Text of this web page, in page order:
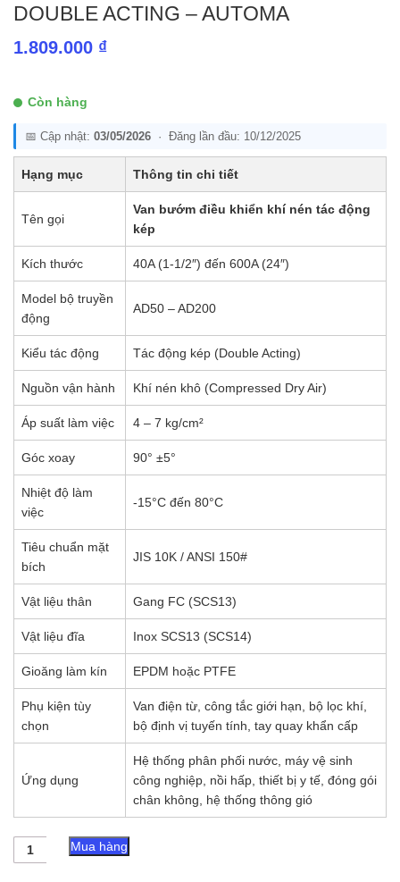
DOUBLE ACTING – AUTOMA
1.809.000 ₫
Còn hàng
📅 Cập nhật: 03/05/2026 · Đăng lần đầu: 10/12/2025
Hạng mục Thông tin chi tiết
Tên gọi
Van bướm điều khiển khí nén tác động
kép
Kích thước 40A (1-1/2″) đến 600A (24″)
Model bộ truyền
động
AD50 – AD200
Kiểu tác động Tác động kép (Double Acting)
Nguồn vận hành Khí nén khô (Compressed Dry Air)
Áp suất làm việc 4 – 7 kg/cm²
Góc xoay 90° ±5°
Nhiệt độ làm
việc
-15°C đến 80°C
Tiêu chuẩn mặt
bích
JIS 10K / ANSI 150#
Vật liệu thân Gang FC (SCS13)
Vật liệu đĩa Inox SCS13 (SCS14)
Gioăng làm kín EPDM hoặc PTFE
Phụ kiện tùy
chọn
Van điện từ, công tắc giới hạn, bộ lọc khí,
bộ định vị tuyến tính, tay quay khẩn cấp
Ứng dụng
Hệ thống phân phối nước, máy vệ sinh
công nghiệp, nồi hấp, thiết bị y tế, đóng gói
chân không, hệ thống thông gió
Van
Bướm
Mua hàng